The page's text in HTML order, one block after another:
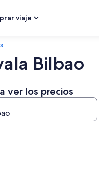
viaje
Bilbao
ver los precios